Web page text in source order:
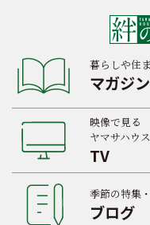
暮らしや住
マガジン
映像で見る
ヤマサハウ
TV
季節の特集
ブログ